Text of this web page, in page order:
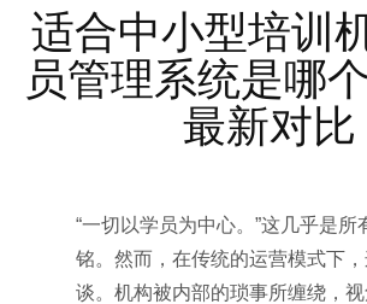
适合中小型培训
员管理系统是哪
最新对比
“一切以学员为中心。”这几乎是
铭。然而，在传统的运营模式下
谈。机构被内部的琐事所缠绕，视